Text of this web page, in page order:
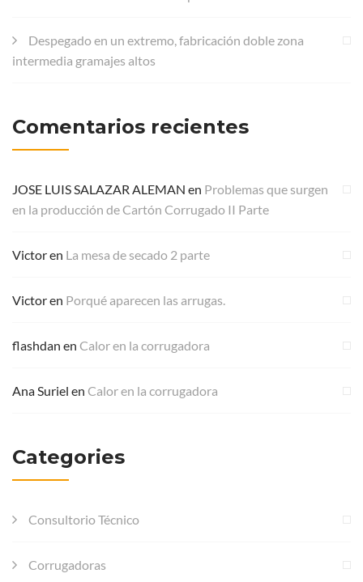
Despegado en un extremo, fabricación doble zona
intermedia gramajes altos
Comentarios recientes
JOSE LUIS SALAZAR ALEMAN en Problemas que surgen
en la producción de Cartón Corrugado II Parte
Victoren La mesa de secado 2 parte
Victoren Porqué aparecen las arrugas.
flashdan en Calor en la corrugadora
Ana Suriel en Calor en la corrugadora
Categories
Consultorio Técnico
Corrugadoras